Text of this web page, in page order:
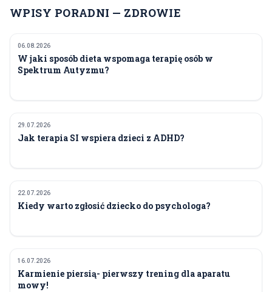
WPISY PORADNI — ZDROWIE
ZDROWIE
06.08.2026
W jaki sposób dieta wspomaga terapię osób w
Spektrum Autyzmu?
ZDROWIE
29.07.2026
Jak terapia SI wspiera dzieci z ADHD?
ZDROWIE
22.07.2026
Kiedy warto zgłosić dziecko do psychologa?
ZDROWIE
16.07.2026
Karmienie piersią- pierwszy trening dla aparatu
mowy!